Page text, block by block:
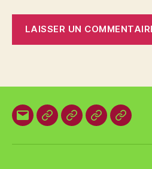
E-
Organisation
Animations
VestesBrevets